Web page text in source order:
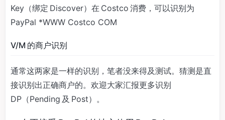
Key（绑定 Discover）在 Costco 消费，可以识别为
PayPal *WWW Costco COM
V/M 的商户识别
通常这两家是一样的识别，笔者没来得及测试。猜测是直
接识别出正确商户的。欢迎大家汇报更多识别
DP（Pending 及 Post）。